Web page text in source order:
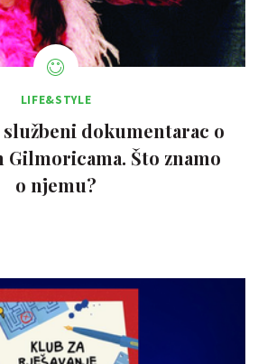
LIFE&STYLE
službeni dokumentarac o
Što znamo
o njemu?